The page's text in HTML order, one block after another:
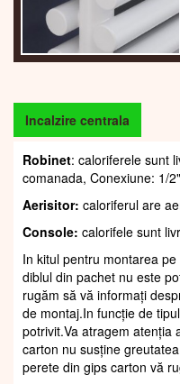
Incalzire centrala
Robinet: caloriferele sunt
comanada, Conexiune: 1/2"
Aerisitor: caloriferul are
Console: calorifele sunt
In kitul pentru montarea
diblul din pachet nu este
rugăm să vă informați
de montaj.In funcție de
potrivit.Va atragem atenția
carton nu susține
perete din gips carton vă